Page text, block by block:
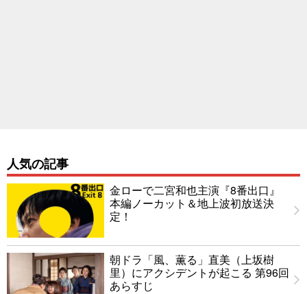
人気の記事
金ローで二宮和也主演『8番出口』
本編ノーカット＆地上波初放送決
定！
朝ドラ「風、薫る」直美（上坂樹
里）にアクシデントが起こる 第96回
あらすじ